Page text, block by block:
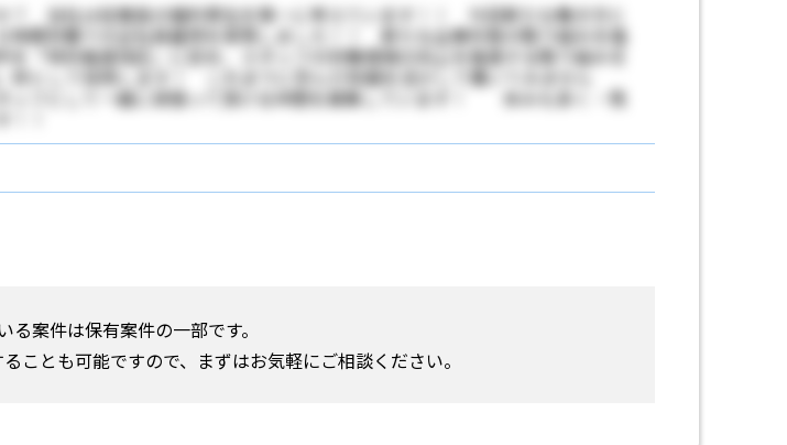
？ 当社は従業員の福利厚生を第一に考えています！！ 今回新たな働き方と
時間労働での正社員雇用を実現しました！！ 新たな企業形態の取り組みを推
を「特別推進地区」に定め、スタッフの労働環境の向上を推進する取り組みを
枠として採用します！ これまでに学んだ知識を活かして働いてみません
ッフとして一緒に頑張って頂ける仲間を募集しています！ 休みも多く・残
です！！
る案件は保有案件の一部です。
ことも可能ですので、まずはお気軽にご相談ください。